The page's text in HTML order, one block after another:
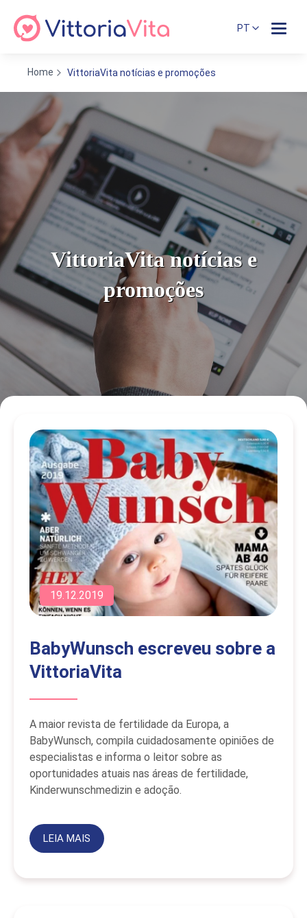
PT
Home VittoriaVita notícias e promoções
VittoriaVita notícias e
promoções
19.12.2019
BabyWunsch escreveu sobre a
VittoriaVita
A maior revista de fertilidade da Europa, a
BabyWunsch, compila cuidadosamente opiniões de
especialistas e informa o leitor sobre as
oportunidades atuais nas áreas de fertilidade,
Kinderwunschmedizin e adoção.
LEIA MAIS